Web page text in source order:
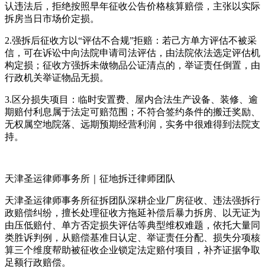
认违法后，拒绝按照早年征收公告价格核算赔偿，主张以实际
拆房当日市场价定损。
2.强拆后征收方以“评估不合规”拒赔：若己方单方评估不被采
信，可在诉讼中向法院申请司法评估，由法院依法选定评估机
构定损；征收方强拆未做物品公证清点的，举证责任倒置，由
行政机关举证物品无损。
3.区分损失项目：临时安置费、屋内合法生产设备、装修、逾
期赔付利息属于法定可赔范围；不符合签约条件的搬迁奖励、
无权属空地院落、远期预期经营利润，实务中很难得到法院支
持。
天津圣运律师事务所｜征地拆迁律师团队
天津圣运律师事务所征拆团队深耕企业厂房征收、违法强拆行
政赔偿纠纷，擅长处理征收方拖延补偿后暴力拆房、以无证为
由压低赔付、单方否定损失评估等典型维权难题，依托大量同
类胜诉判例，从赔偿基准日认定、举证责任分配、损失分项核
算三个维度帮助被征收企业锁定法定赔付项目，补齐证据争取
足额行政赔偿。